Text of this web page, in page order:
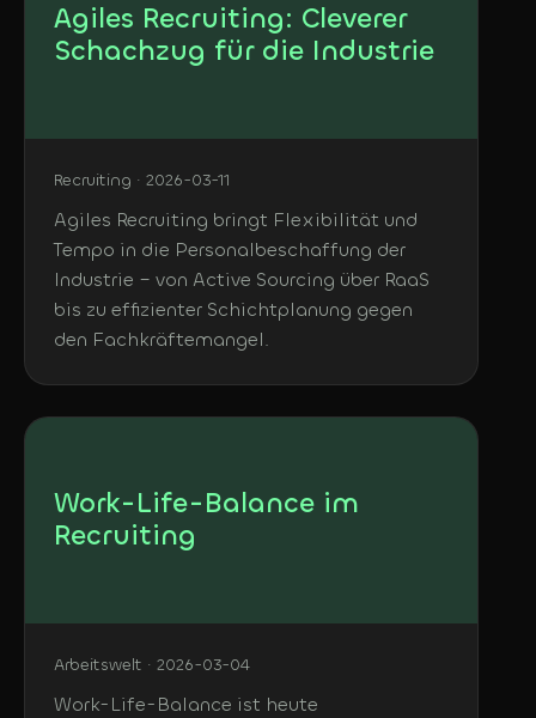
Agiles Recruiting: Cleverer
Schachzug für die Industrie
Recruiting · 2026-03-11
Agiles Recruiting bringt Flexibilität und
Tempo in die Personalbeschaffung der
Industrie – von Active Sourcing über RaaS
bis zu effizienter Schichtplanung gegen
den Fachkräftemangel.
Work-Life-Balance im
Recruiting
Arbeitswelt · 2026-03-04
Work-Life-Balance ist heute